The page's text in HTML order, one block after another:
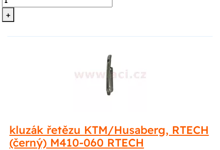
+
kluzák řetězu KTM/Husaberg, RTECH
(černý) M410-060 RTECH